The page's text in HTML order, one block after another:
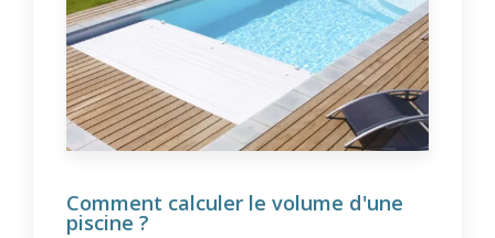
Comment calculer le volume d'une
piscine ?